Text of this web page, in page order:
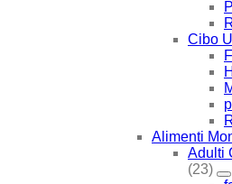
Cibo
Alimenti
Adulti
(23)